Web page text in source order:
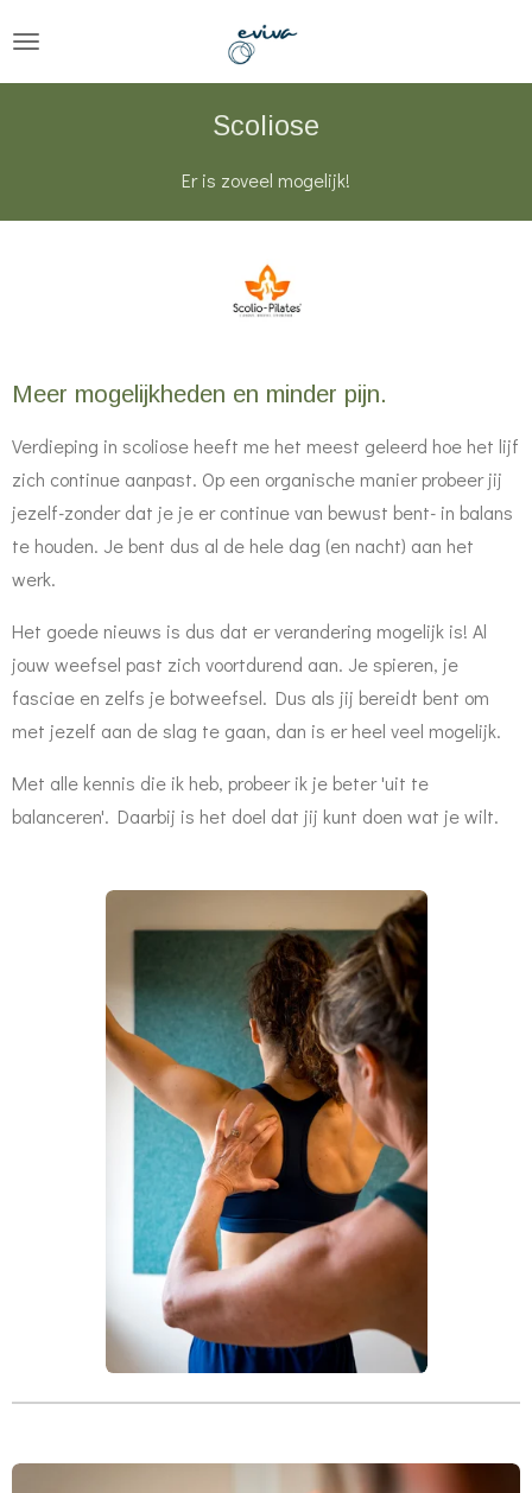
Scoliose
Er is zoveel mogelijk!
Meer mogelijkheden en minder pijn.
Verdieping in scoliose heeft me het meest geleerd hoe het lijf
zich continue aanpast. Op een organische manier probeer jij
jezelf-zonder dat je je er continue van bewust bent- in balans
te houden. Je bent dus al de hele dag (en nacht) aan het
werk.
Het goede nieuws is dus dat er verandering mogelijk is! Al
jouw weefsel past zich voortdurend aan. Je spieren, je
fasciae en zelfs je botweefsel. Dus als jij bereidt bent om
met jezelf aan de slag te gaan, dan is er heel veel mogelijk.
Met alle kennis die ik heb, probeer ik je beter 'uit te
balanceren'. Daarbij is het doel dat jij kunt doen wat je wilt.